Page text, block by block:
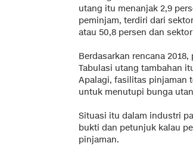
utang itu menanjak 2,9
peminjam, terdiri dari
atau 50,8 persen dan
Berdasarkan rencana
Tabulasi utang tambahan
Apalagi, fasilitas pinjaman
untuk menutupi bunga
Situasi itu dalam industri
bukti dan petunjuk kalau
pinjaman.